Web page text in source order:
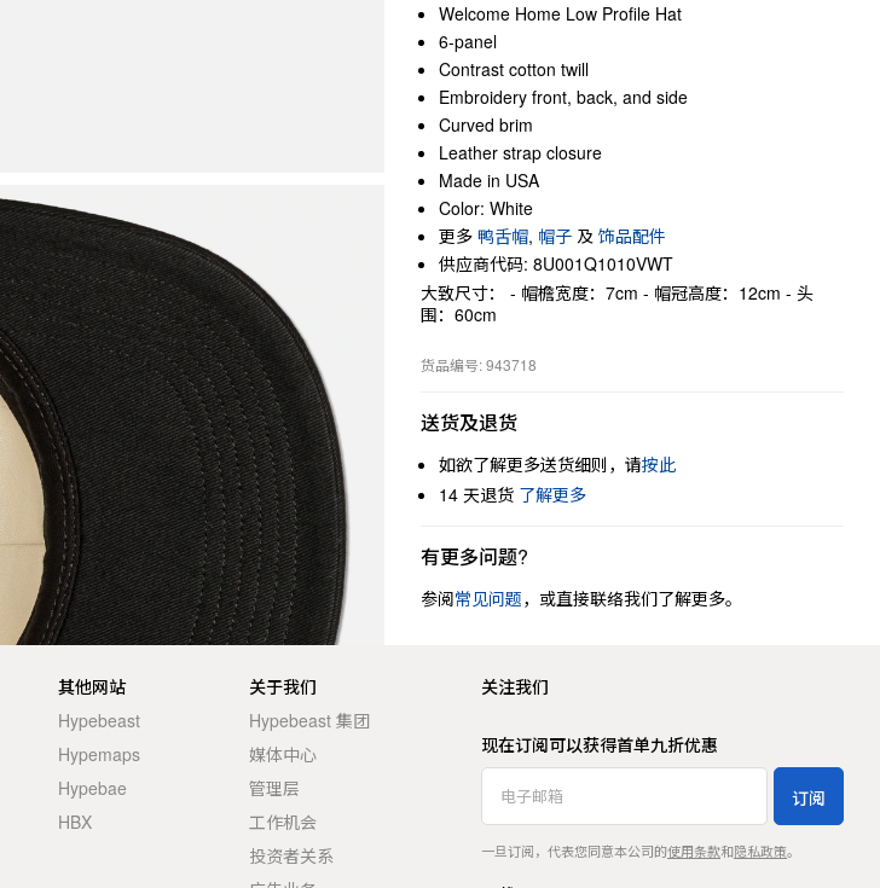
Welcome Home Low Profile Hat
6-panel
Contrast cotton twill
Embroidery front, back, and side
Curved brim
Leather strap closure
Made in USA
Color: White
更多 鸭舌帽, 帽子 及 饰品配件
供应商代码: 8U001Q1010VWT
大致尺寸： - 帽檐宽度：7cm - 帽冠高度：12cm - 头
围：60cm
货品编号: 943718
送货及退货
如欲了解更多送货细则，请按此
14 天退货 了解更多
有更多问题?
参阅常见问题，或直接联络我们了解更多。
其他网站
Hypebeast
Hypemaps
Hypebae
HBX
关于我们
Hypebeast 集团
媒体中心
管理层
工作机会
投资者关系
关注我们
现在订阅可以获得首单九折优惠
订阅
一旦订阅，代表您同意本公司的使用条款和隐私政策。